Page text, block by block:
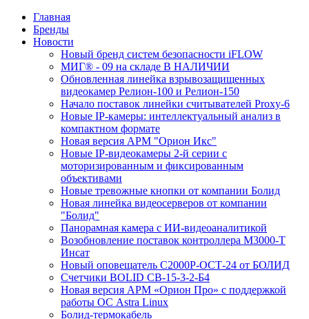
Главная
Бренды
Новости
Новый бренд систем безопасности iFLOW
МИГ® - 09 на складе В НАЛИЧИИ
Обновленная линейка взрывозащищенных
видеокамер Релион-100 и Релион-150
Начало поставок линейки считывателей Proxy-6
Новые IP-камеры: интеллектуальный анализ в
компактном формате
Новая версия АРМ "Орион Икс"
Новые IP-видеокамеры 2-й серии с
моторизированным и фиксированным
объективами
Новые тревожные кнопки от компании Болид
Новая линейка видеосерверов от компании
"Болид"
Панорамная камера с ИИ-видеоаналитикой
Возобновление поставок контроллера М3000-Т
Инсат
Новый оповещатель С2000Р-ОСТ-24 от БОЛИД
Счетчики BOLID СВ-15-3-2-Б4
Новая версия АРМ «Орион Про» с поддержкой
работы ОС Astra Linux
Болид-термокабель